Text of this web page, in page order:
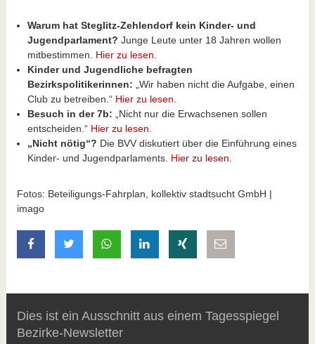
Warum hat Steglitz-Zehlendorf kein Kinder- und
Jugendparlament? Junge Leute unter 18 Jahren wollen
mitbestimmen. Hier zu lesen
Kinder und Jugendliche befragten
Bezirkspolitikerinnen: „Wir haben nicht die Aufgabe, einen
Club zu betreiben.“ Hier zu lesen
Besuch in der 7b: „Nicht nur die Erwachsenen sollen
entscheiden.“ Hier zu lesen
„Nicht nötig“? Die BVV diskutiert über die Einführung eines
Kinder- und Jugendparlaments. Hier zu lesen
Fotos: Beteiligungs-Fahrplan, kollektiv stadtsucht GmbH |
imago
auf Facebook teilen
auf Twitter teilenmit Whatsapp teilen
auf LinkedIn teilen
auf Xing teilen
Dies ist ein Ausschnitt aus einem Tagesspiegel
Bezirke-Newsletter